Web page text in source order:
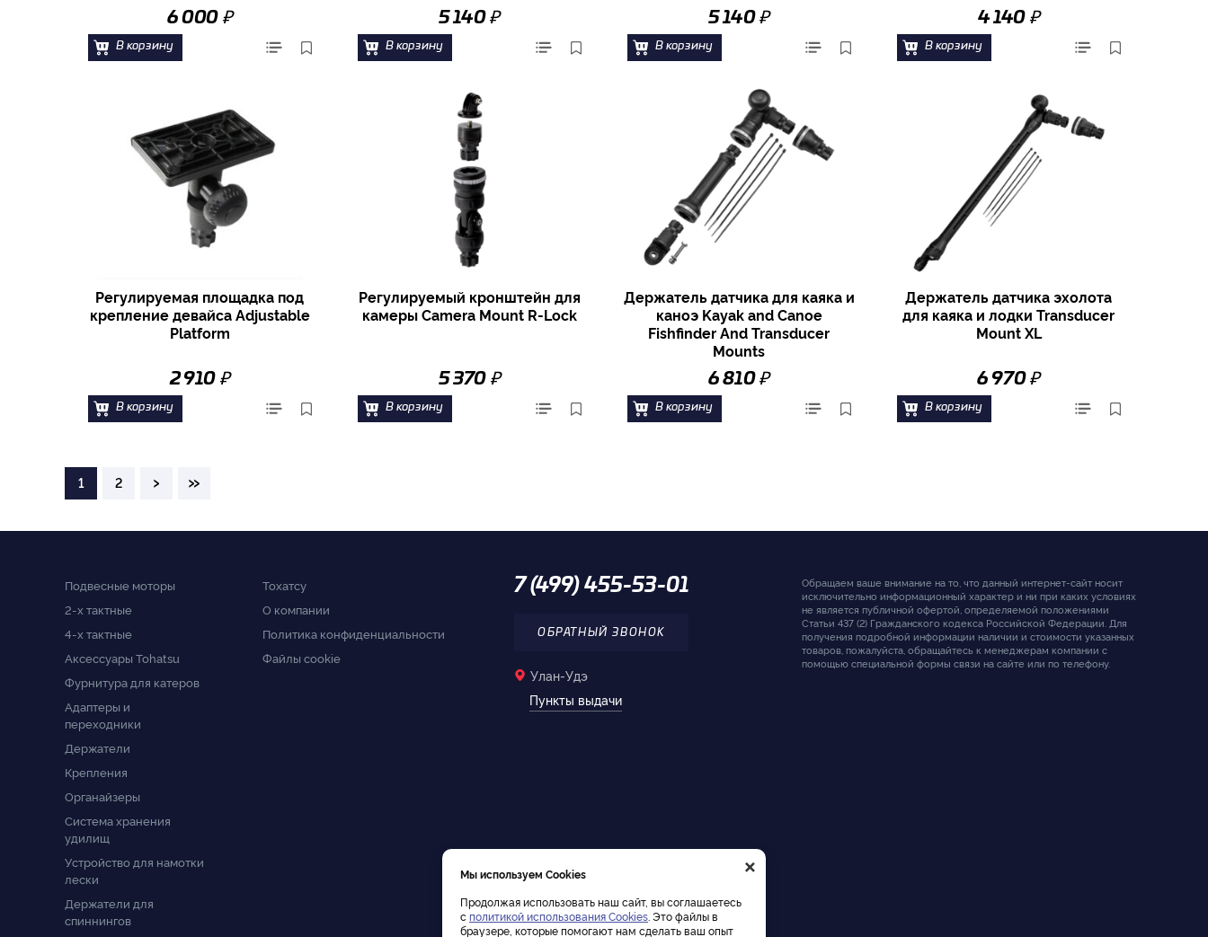
6 000 ₽
В корзину
5 140 ₽
В корзину
5 140 ₽
В корзину
4 140 ₽
В корзину
Регулируемая площадка под
крепление девайса Adjustable
Platform
2 910 ₽
В корзину
Регулируемый кронштейн для
камеры Camera Mount R-Lock
5 370 ₽
В корзину
Держатель датчика для каяка и
каноэ Kayak and Canoe
Fishfinder And Transducer
Mounts
6 810 ₽
В корзину
Держатель датчика эхолота
для каяка и лодки Transducer
Mount XL
6 970 ₽
В корзину
1 2 › »
Подвесные моторы
2-x тактные
4-x тактные
Аксессуары Tohatsu
Фурнитура для катеров
Адаптеры и
переходники
Держатели
Крепления
Органайзеры
Система хранения
удилищ
Устройство для намотки
лески
Держатели для
спиннингов
Тохатсу
О компании
Политика конфиденциальности
Файлы cookie
7 (499) 455-53-01
ОБРАТНЫЙ ЗВОНОК
Улан-Удэ
Пункты выдачи
Обращаем ваше внимание на то, что данный интернет-сайт носит
исключительно информационный характер и ни при каких условиях
не является публичной офертой, определяемой положениями
Статьи 437 (2) Гражданского кодекса Российской Федерации. Для
получения подробной информации наличии и стоимости указанных
товаров, пожалуйста, обращайтесь к менеджерам компании с
помощью специальной формы связи на сайте или по телефону.
×
Мы используем Cookies
Продолжая использовать наш сайт, вы соглашаетесь
с политикой использования Cookies . Это файлы в
браузере, которые помогают нам сделать ваш опыт